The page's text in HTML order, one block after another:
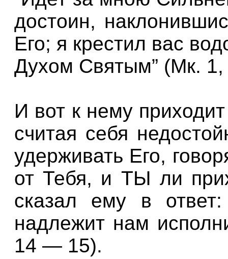
достоин,
Его; я крестил вас
Духом Святым” (Мк.
И вот к нему
считая себя
удерживать Его,
от Тебя, и ТЫ ли
сказал ему в
надлежит нам
14 — 15).